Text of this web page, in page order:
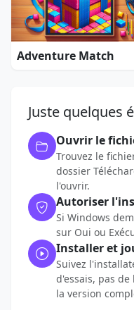
Adventure Match
Juste quelques
Ouvrir le
Trouvez le
dossier
l'ouvrir.
Autoriser
Si Windows
sur Oui ou
Installer et
Suivez
d'essais, pas
la version